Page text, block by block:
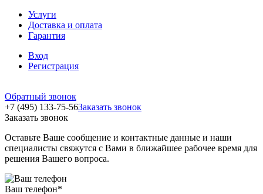
Услуги
Доставка и оплата
Гарантия
Вход
Регистрация
Обратный звонок
+7 (495) 133-75-56Заказать звонок
Заказать звонок
Оставьте Ваше сообщение и контактные данные и наши
специалисты свяжутся с Вами в ближайшее рабочее время для
решения Вашего вопроса.
Ваш телефон*